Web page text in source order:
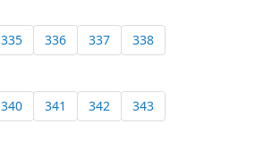
335 336 337 338
340 341 342 343